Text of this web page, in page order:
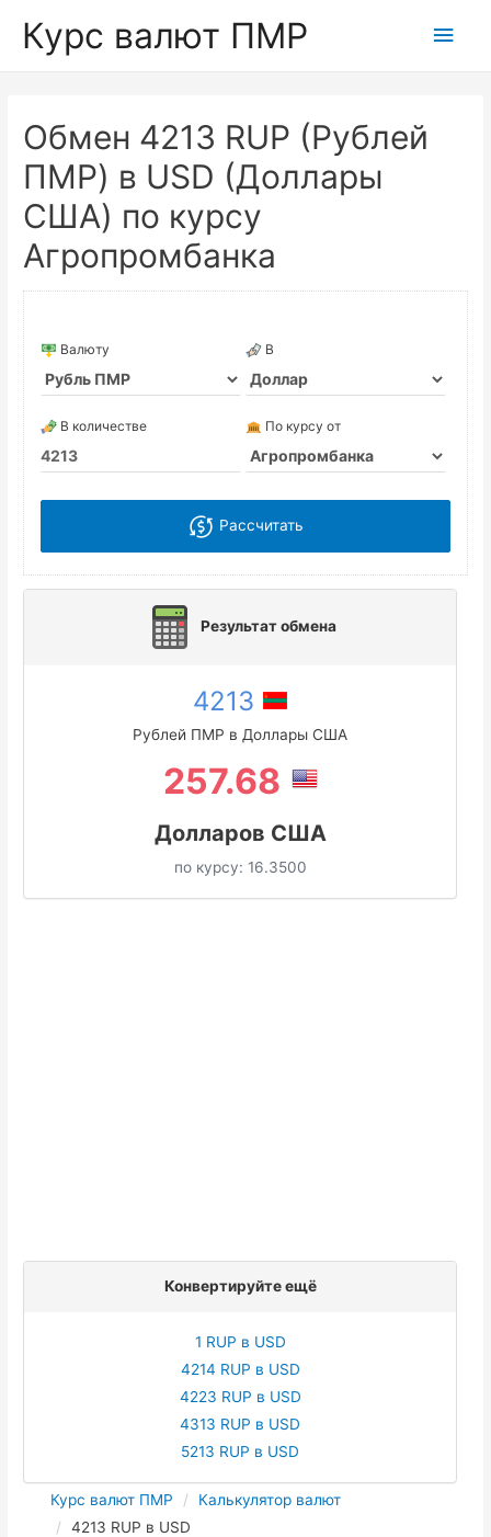
Курс валют ПМР
Обмен 4213 RUP (Рублей
ПМР) в USD (Доллары
США) по курсу
Агропромбанка
Валюту В
В количестве По курсу от
Рассчитать
Результат обмена
4213
Рублей ПМР в Доллары США
257.68
Долларов США
по курсу: 16.3500
Конвертируйте ещё
1 RUP в USD
4214 RUP в USD
4223 RUP в USD
4313 RUP в USD
5213 RUP в USD
Курс валют ПМР
Калькулятор валют
4213 RUP в USD